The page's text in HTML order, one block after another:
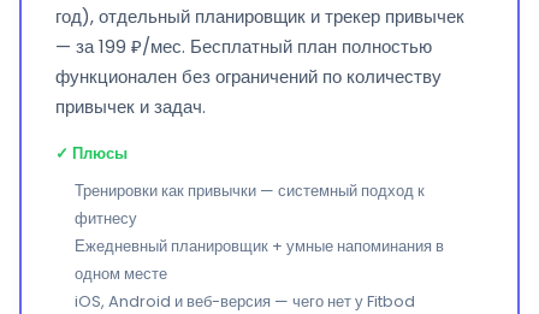
год), отдельный планировщик и трекер привычек
— за 199 ₽/мес. Бесплатный план полностью
функционален без ограничений по количеству
привычек и задач.
✓ Плюсы
Тренировки как привычки — системный подход к
фитнесу
Ежедневный планировщик + умные напоминания в
одном месте
iOS, Android и веб-версия — чего нет у Fitbod